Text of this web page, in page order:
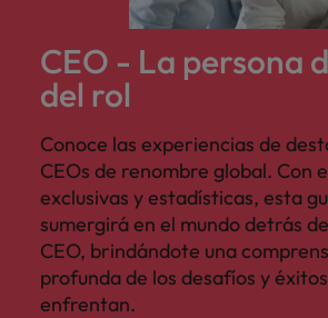
CEO - La persona
del rol
Conoce las experiencias de
CEOs de renombre global. Con
exclusivas y estadísticas, esta
sumergirá en el mundo detrás
CEO, brindándote una
profunda de los desafíos y
enfrentan.